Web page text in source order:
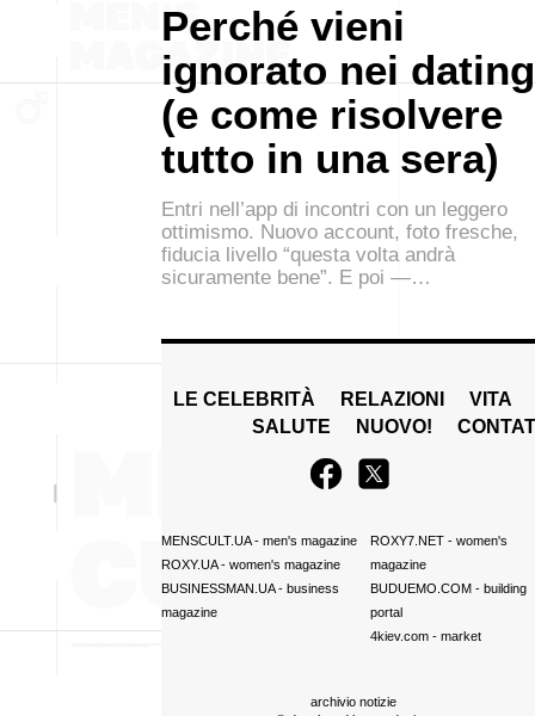
Perché vieni
ignorato nei dating
(e come risolvere
tutto in una sera)
Entri nell’app di incontri con un leggero
ottimismo. Nuovo account, foto fresche,
fiducia livello “questa volta andrà
sicuramente bene”. E poi —…
LE CELEBRITÀ RELAZIONI
VITA
SALUTE
NUOVO!
MENSCULT.UA- men's magazine
ROXY.UA- women's magazine
BUSINESSMAN.UA- business
magazine
ROXY7.NET- women's
magazine
BUDUEMO.COM- building
portal
4kiev.com- market
archivio notizie